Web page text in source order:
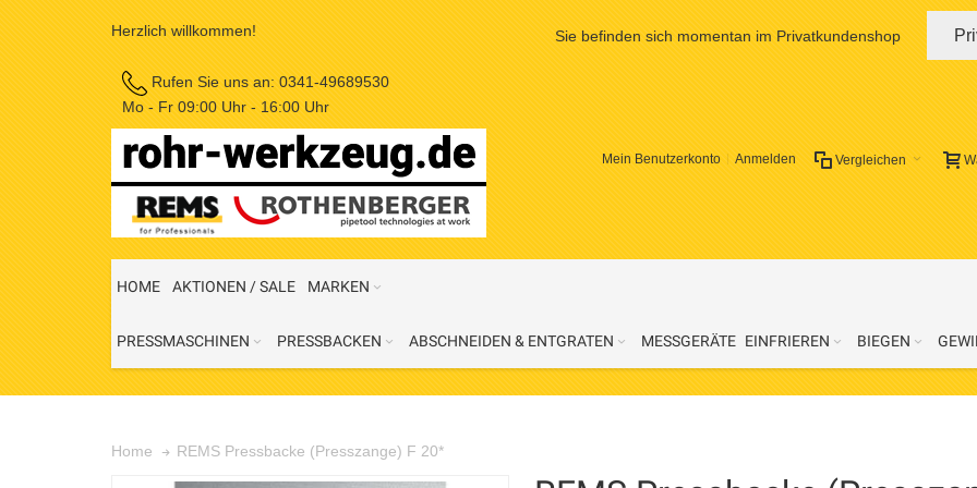
Herzlich willkommen! Sie befinden sich momentan im Privatkundenshop
Rufen Sie uns an: 0341-49689530
Mo - Fr 09:00 Uhr - 16:00 Uhr
Vergleichen
Mein Benutzerkonto Anmelden
HOME AKTIONEN / SALE MARKEN
PRESSMASCHINEN PRESSBACKEN ABSCHNEIDEN & ENTGRATEN MESSGERÄTE EINFRIEREN BIEGEN
Home REMS Pressbacke (Presszange) F 20*